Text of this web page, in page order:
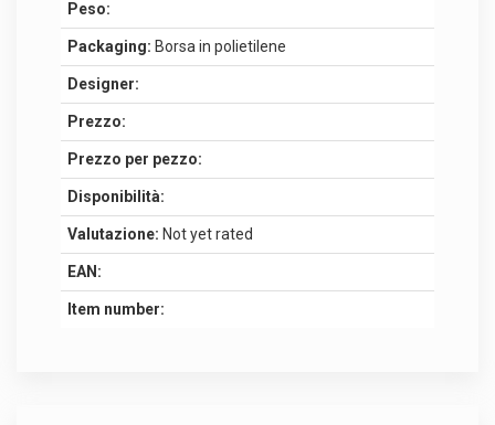
Peso:
Packaging: Borsa in polietilene
Designer:
Prezzo:
Prezzo per pezzo:
Disponibilità:
Valutazione: Not yet rated
EAN:
Item number: